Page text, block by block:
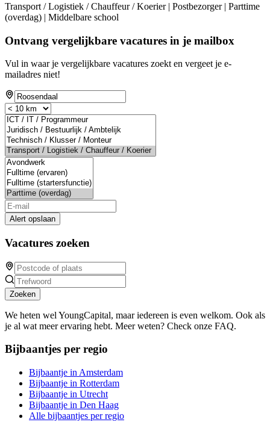
Transport / Logistiek / Chauffeur / Koerier | Postbezorger | Parttime
(overdag) | Middelbare school
Ontvang vergelijkbare vacatures in je mailbox
Vul in waar je vergelijkbare vacatures zoekt en vergeet je e-
mailadres niet!
Alert opslaan
Vacatures zoeken
Zoeken
We heten wel YoungCapital, maar iedereen is even welkom. Ook als
je al wat meer ervaring hebt. Meer weten? Check onze FAQ.
Bijbaantjes per regio
Bijbaantje in Amsterdam
Bijbaantje in Rotterdam
Bijbaantje in Utrecht
Bijbaantje in Den Haag
Alle bijbaantjes per regio